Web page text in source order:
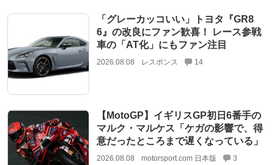
「グレーカッコいい」トヨタ『GR8
6』の改良にファン歓喜！ レース参戦
車の「AT化」にもファン注目
2026.08.08 レスポンス 14
【MotoGP】イギリスGP初日6番手の
マルク・マルケス「ケガの影響で、得
意だったところまで遅くなっている」
2026.08.08 motorsport.com 日本版 3